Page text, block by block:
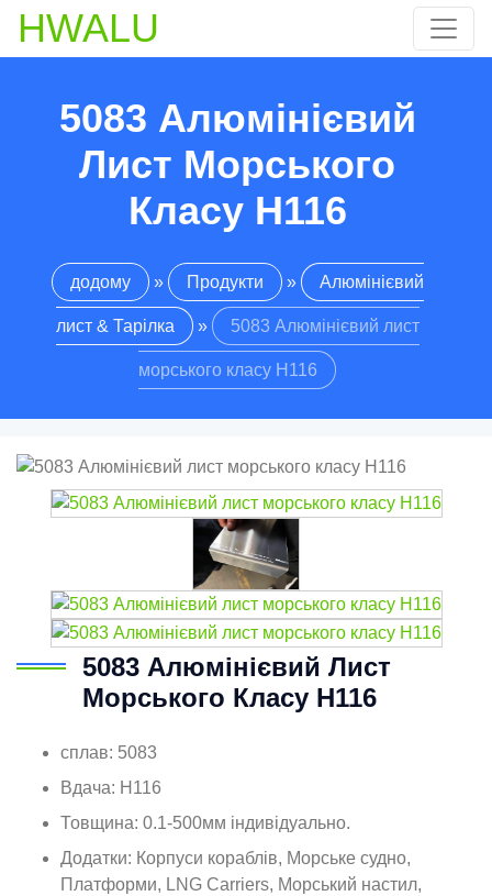
HWALU
5083 Алюмінієвий
Лист Морського
Класу H116
додому » Продукти » Алюмінієвий
лист & Тарілка » 5083 Алюмінієвий лист
морського класу H116
5083 Алюмінієвий Лист
Морського Класу H116
сплав: 5083
Вдача: H116
Товщина: 0.1-500мм індивідуально.
Додатки: Корпуси кораблів, Морське судно,
Платформи, LNG Carriers, Морський настил,